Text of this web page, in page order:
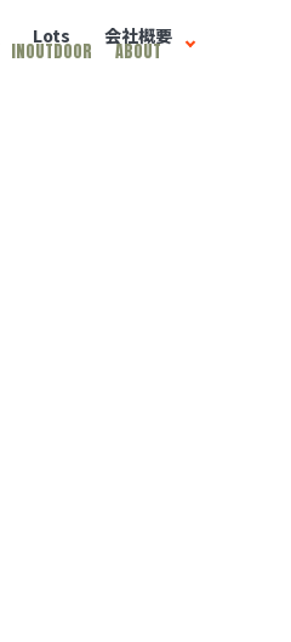
Lots
INOUTDOOR
会社概要
ABOUT